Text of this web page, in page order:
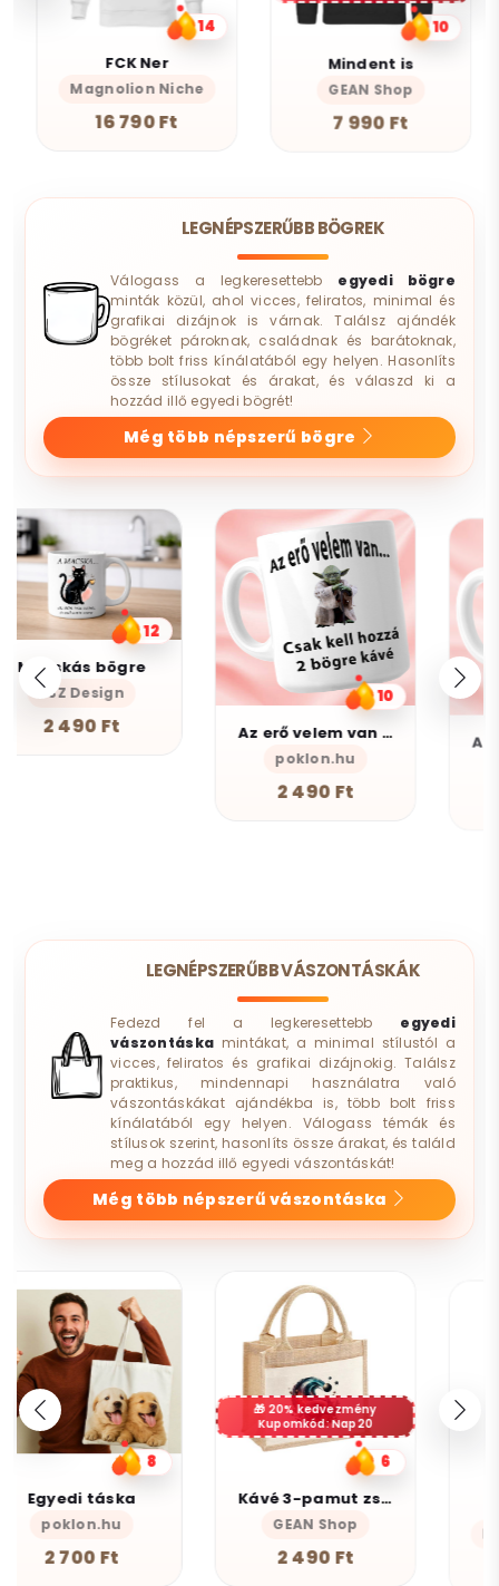
14
FCK Ner
Magnolion Niche
16 790 Ft
10
Mindent is
GEAN Shop
7 990 Ft
LEGNÉPSZERŰBB BÖGREK
Válogass a legkeresettebb egyedi bögre
minták közül, ahol vicces, feliratos, minimal és
grafikai dizájnok is várnak. Találsz ajándék
bögréket pároknak, családnak és barátoknak,
több bolt friss kínálatából egy helyen. Hasonlíts
össze stílusokat és árakat, és válaszd ki a
hozzád illő egyedi bögrét!
Még több népszerű bögre
poklon.hu
2 490 Ft
LEGNÉPSZERŰBB VÁSZONTÁSKÁK
Fedezd fel a legkeresettebb egyedi
vászontáska mintákat, a minimal stílustól a
vicces, feliratos és grafikai dizájnokig. Találsz
praktikus, mindennapi használatra való
vászontáskákat ajándékba is, több bolt friss
kínálatából egy helyen. Válogass témák és
stílusok szerint, hasonlíts össze árakat, és találd
meg a hozzád illő egyedi vászontáskát!
Még több népszerű vászontáska
20% kedvezmény
Kupomkód: Nap20
GEAN Shop
2 490 Ft
Munka
Magnolion Niche
4 190 Ft